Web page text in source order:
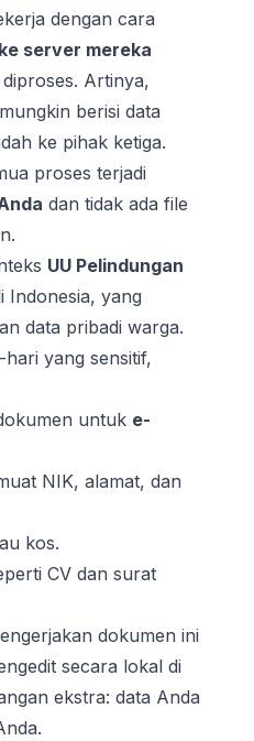
dengan cara
server mereka
Artinya,
berisi data
ke pihak ketiga.
proses terjadi
dan tidak ada file
UU Pelindungan
Indonesia, yang
data pribadi warga.
yang sensitif,
untuk e-
NIK, alamat, dan
kos.
CV dan surat
dokumen ini
secara lokal di
ekstra: data Anda